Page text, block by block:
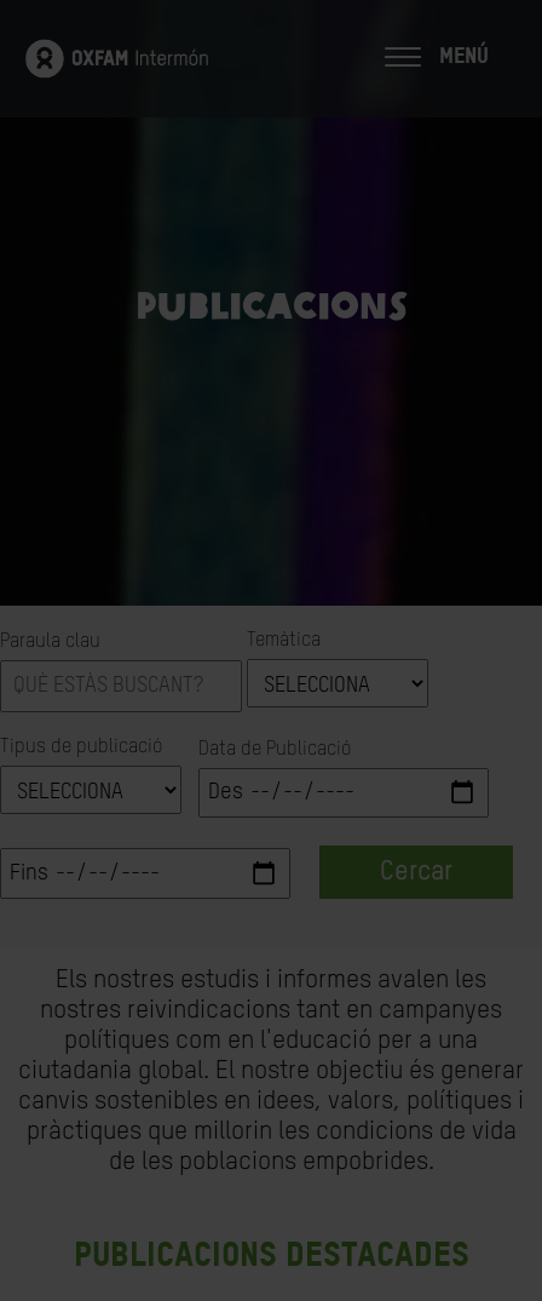
MENÚ
Publicacions
Paraula clau Temàtica
Tipus de publicació Data de Publicació
Cercar
Els nostres estudis i informes avalen les
nostres reivindicacions tant en campanyes
polítiques com en l'educació per a una
ciutadania global. El nostre objectiu és generar
canvis sostenibles en idees, valors, polítiques i
pràctiques que millorin les condicions de vida
de les poblacions empobrides.
Publicacions destacades